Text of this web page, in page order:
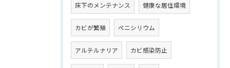
床下のメンテナンス 健康な居住環境
カビが繁殖 ペニシリウム
アルテルナリア カビ感染防止